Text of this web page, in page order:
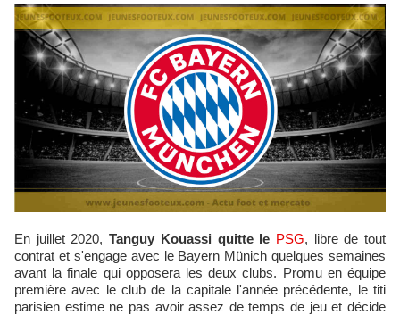
En juillet 2020,Tanguy Kouassi quitte le PSG, libre de tout
contrat et s'engage avec le Bayern Münich quelques semaines
avant la finale qui opposera les deux clubs. Promu en équipe
première avec le club de la capitale l'année précédente, le titi
parisien estime ne pas avoir assez de temps de jeu et décide